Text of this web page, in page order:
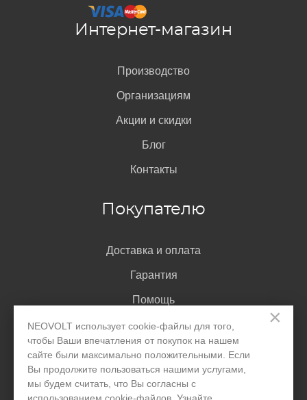
×
NEOVOLT использует cookie-файлы для того,
чтобы Ваши впечатления от покупок на нашем
сайте были максимально положительными. Если
Вы продолжите пользоваться нашими услугами,
мы будем считать, что Вы согласны с
Интернет-магазин
Производство
Организациям
Акции и скидки
Блог
Контакты
Покупателю
Доставка и оплата
Гарантия
Помощь
Договор-оферта
Написать директору